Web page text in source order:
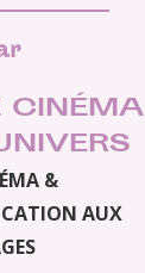
CINÉMA
&
AUX